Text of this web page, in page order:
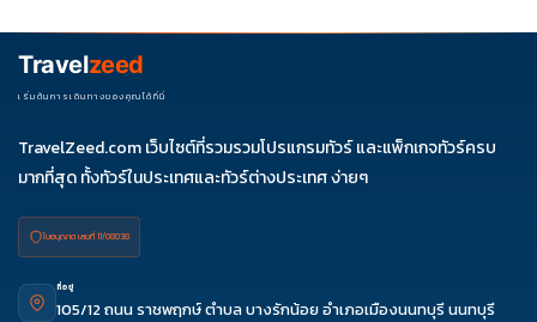
ช่วงราคา ไม่ควรเทียบจากราคาต่ำสุดเพียงอย่างเดียว
Travelzeed
เริ่มต้นการเดินทางของคุณได้ที่นี่
TravelZeed.com เว็บไซต์ที่รวมรวมโปรแกรมทัวร์ และแพ็กเกจทัวร์ครบ
มากที่สุด ทั้งทัวร์ในประเทศและทัวร์ต่างประเทศ ง่ายๆ
ใบอนุญาต เลขที่ 11/08038
ที่อยู่
105/12 ถนน ราชพฤกษ์ ตำบล บางรักน้อย อำเภอเมืองนนทบุรี นนทบุรี